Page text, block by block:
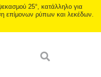
25°, κατάλληλο για
επίμονων ρύπων και λεκέδων.